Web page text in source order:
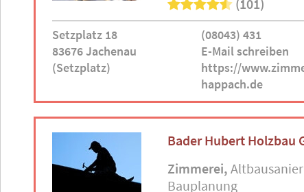
(101)
Setzplatz 18
83676 Jachenau
(Setzplatz)
(08043) 431
E-Mail schreiben
https://
happach.de
Bader Hubert Holzbau
Zimmerei
Bauplanung